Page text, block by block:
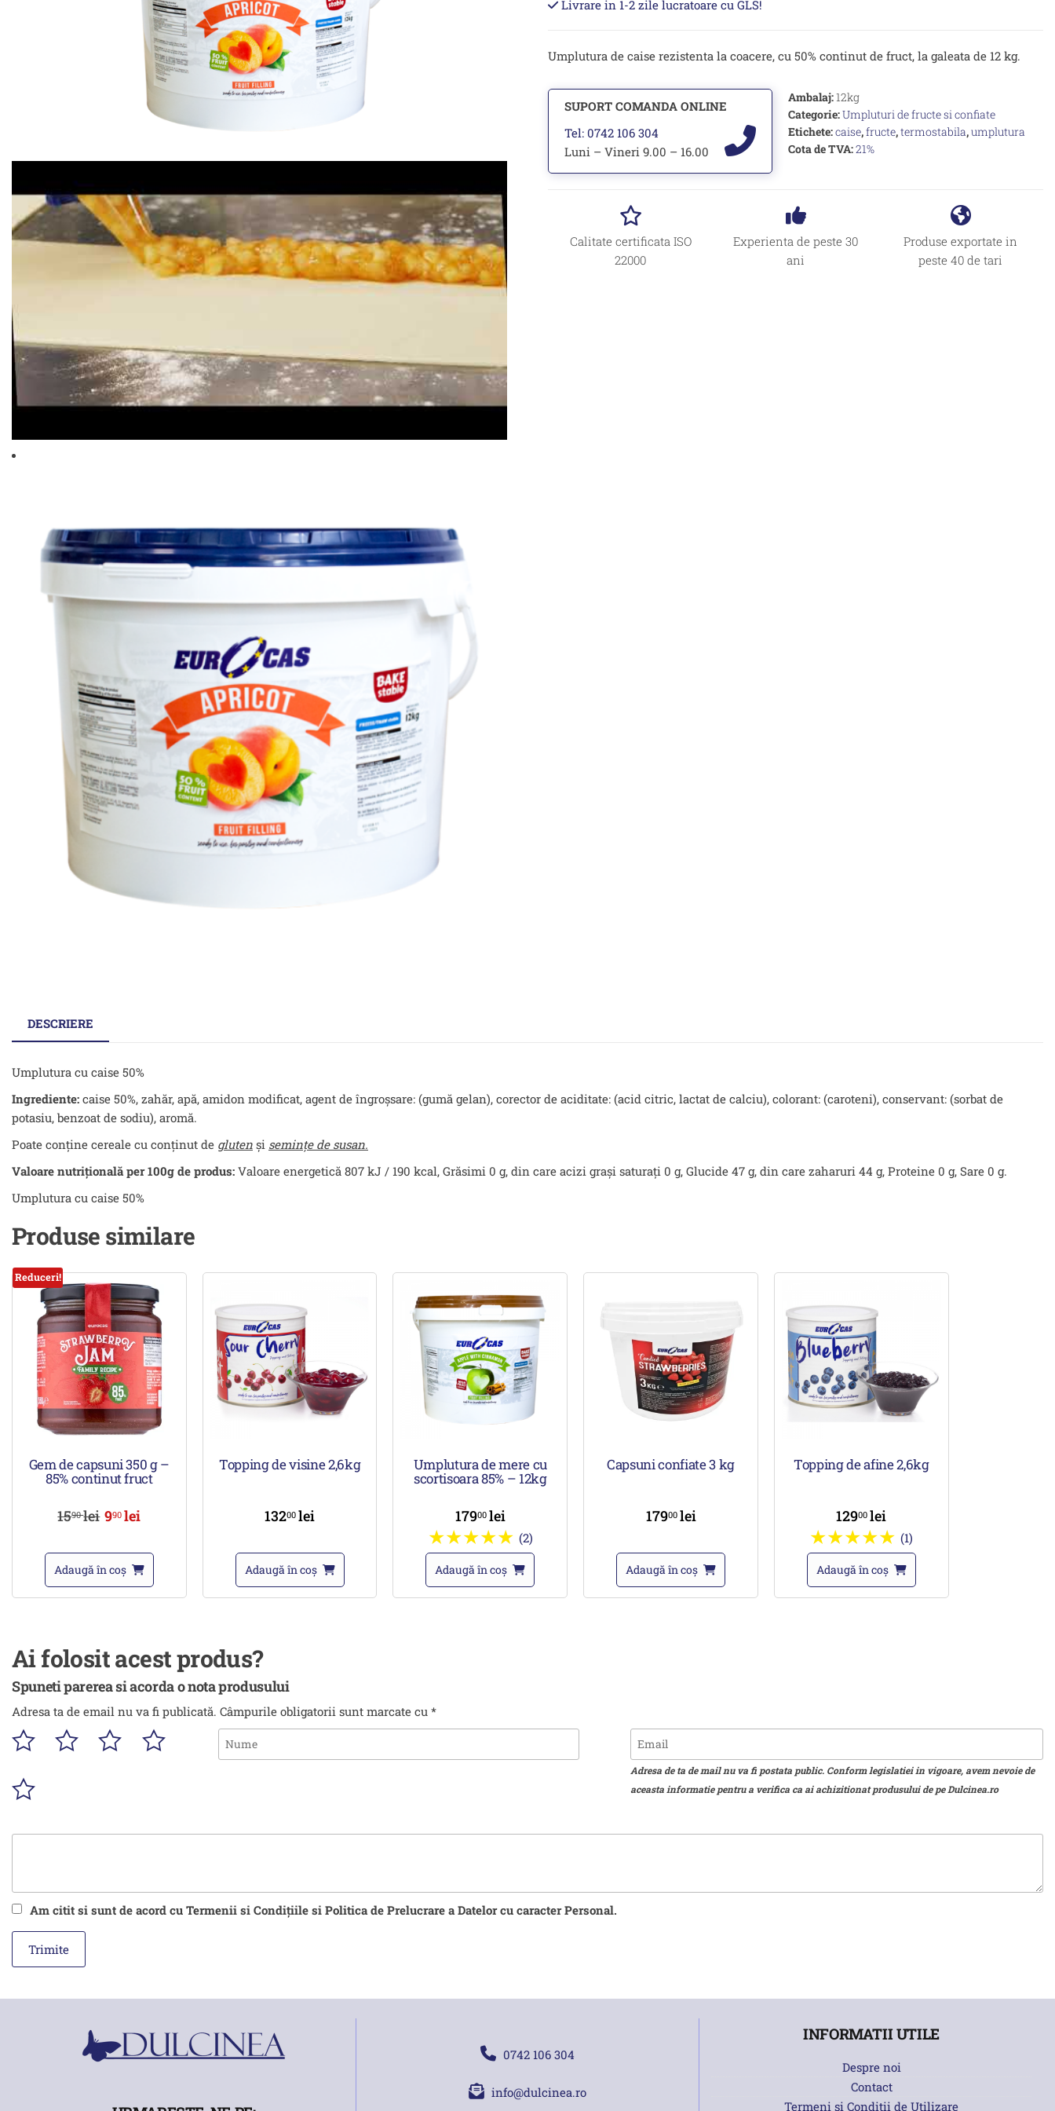
50%
Livrare in 1-2 zile lucratoare cu GLS!
Umplutura de caise rezistenta la coacere, cu 50% continut de fruct, la galeata de 12 kg.
SUPORT COMANDA ONLINE
Tel: 0742 106 304
Luni – Vineri 9.00 – 16.00
Ambalaj:12kg
Categorie:Umpluturi de fructe si confiate
Etichete:caise,fructe,termostabila,umplutura
Cota de TVA:21%
Calitate certificata ISO
22000
Experienta de peste 30
ani
Produse exportate in
peste 40 de tari
DESCRIERE
Umplutura cu caise 50%
Ingrediente: caise 50%, zahăr, apă, amidon modificat, agent de îngroșsare: (gumă gelan), corector de aciditate: (acid citric, lactat de calciu), colorant: (caroteni), conservant: (sorbat de
potasiu, benzoat de sodiu), aromă.
Poate conţine cereale cu conţinut de gluten şi seminţe de susan.
Valoare nutrițională per 100g de produs: Valoare energetică 807 kJ / 190 kcal, Grăsimi 0 g, din care acizi grași saturați 0 g, Glucide 47 g, din care zaharuri 44 g, Proteine 0 g, Sare 0 g.
Umplutura cu caise 50%
Produse similare
Reduceri!
Gem de capsuni 350 g –
85% continut fruct
1590lei 990lei
Adaugă în coș
Topping de visine 2,6kg
13200lei
Adaugă în coș
Umplutura de mere cu
scortisoara 85% – 12kg
17900 lei
(2)
Adaugă în coș
Capsuni confiate 3 kg
17900 lei
Adaugă în coș
Topping de afine 2,6kg
12900lei
(1)
Adaugă în coș
Ai folosit acest produs?
Spuneti parerea si acorda o nota produsului
Adresa ta de email nu va fi publicată. Câmpurile obligatorii sunt marcate cu *
Adresa de ta de mail nu va fi postata public. Conform legislatiei in vigoare, avem nevoie de
aceasta informatie pentru a verifica ca ai achizitionat produsului de pe Dulcinea.ro
Am citit si sunt de acord cu Termenii si Condițiile si Politica de Prelucrare a Datelor cu caracter Personal.
0742 106 304
info@dulcinea.ro
INFORMATII UTILE
Despre noi
Contact
Termeni si Conditii de Utilizare